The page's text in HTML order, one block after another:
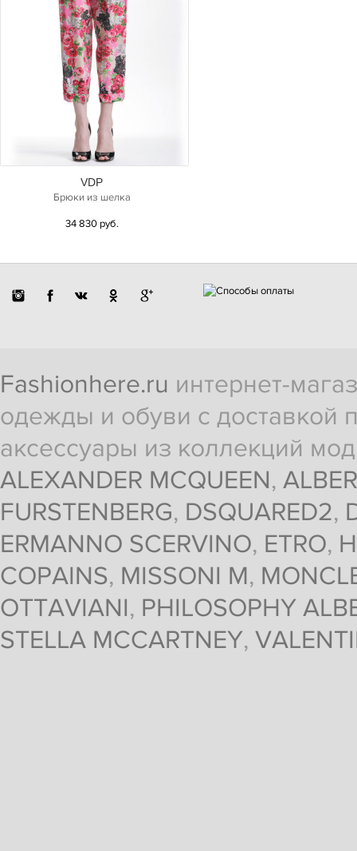
VDP
Брюки из шелка
34 830 руб.
Fashionhere.ru интернет-
одежды и обуви с доставкой
аксессуары из коллекций
ALEXANDER MCQUEEN,
FURSTENBERG, DSQUARED2,
ERMANNO SCERVINO, ETRO,
COPAINS, MISSONI M,
OTTAVIANI, PHILOSOPHY
STELLA MCCARTNEY,